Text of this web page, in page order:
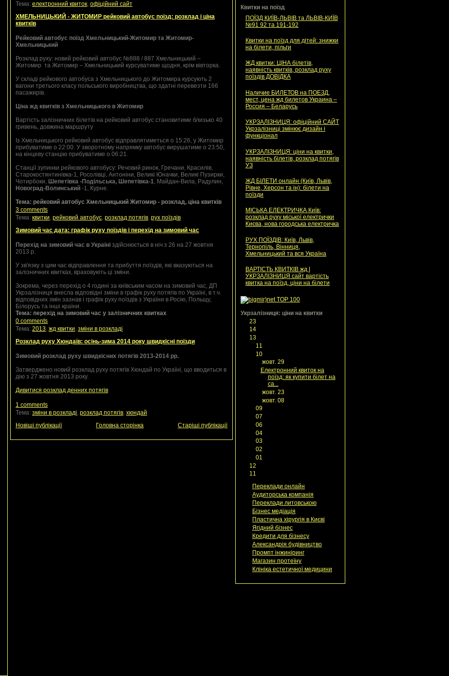
Тема: електронний квиток, офіційний сайт
ХМЕЛЬНИЦЬКИЙ - ЖИТОМИР рейковий автобус поїзд: розклад і ціна
квитків
Рейковий автобус поїзд Хмельницький-Житомир та Житомир-
Хмельницький
Розклад руху: новий рейковий автобус №888 / 887 Хмельницький –
Житомир та Житомир – Хмельницький курсуватиме щодня, крім вівторка.
У складі рейкового автобуса з Хмельницького до Житомира курсують 2
вагони третього класу польського виробництва, що здатні перевезти 166
пасажирів.
Ціна жд квитків з Хмельницького в Житомир
Вартість залізничних білетів на рейковий автобус становитиме близько 40
гривень, довжина маршруту
Із Хмельницького рейковий автобус відправлятиметься о 15:26, у Житомир
прибуватиме о 22:00. У зворотному напрямку автобус вирушатиме о 23:50,
на кінцеву станцію прибуватиме о 06:21.
Станції зупинки рейкового автобусу: Речовий ринок, Гречани, Красилів,
Старокостянтинівка-1, Росолівці, Антоніни, Великі Юначки, Великі Пузирки,
Чотирбоки, Шепетівка -Подільська, Шепетівка-1, Майдан-Вила, Радулин,
Новоград-Волинський -1, Курне.
Тема: рейковий автобус Хмельницький Житомир - розклад, ціна квитків
3 comments
Тема: квитки, рейковий автобус, розклад потягів, рух поїздів
Зимовий час дата: графік руху поїздів і перехід на зимовий час
Перехід на зимовий час в Україні здійснюється в ніч з 26 на 27 жовтня
2013 р.
У зв'язку з цим час відправлення та прибуття поїздів, які вказуються на
залізничних квитках, враховують ці зміни.
Зокрема, через перехід о 4 годині за київським часом на зимовий час, ДП
Укрзалізниця внесла відповідні зміни в графік руху потягів по Україні, в т.ч.
відповідних змін зазнав і графік руху поїздів з України в Росію, Польщу,
Білорусь та інші країни.
Тема: перехід на зимовий час у залізничних квитках
0 comments
Тема: 2013, жд квитки, зміни в розкладі
Розклад руху Хюндаїв: осінь-зима 2014 року швидкісні поїзди
Зимовий розклад руху швидкісних потягів 2013-2014 рр.
Затверджено новий розклад руху потягів Хюндай по Україні, що вводиться в
дію з 27 жовтня 2013 року.
Дивитися розклад денних потягів
1 comments
Тема: зміни в розкладі, розклад потягів, хюндай
Новіші публікації
Старіші публікації
Головна сторінка
Квитки на поїзд
ПОЇЗД КИЇВ-ЛЬВІВ та ЛЬВІВ-КИЇВ
№91 92 та 191-192
Квитки на поїзд для дітей: знижки
на білети, пільги
ЖД квитки: ЦІНА білетів,
наявність квитків, розклад руху
поїздів ДОВІДКА
Наличие БИЛЕТОВ на ПОЕЗД,
мест, цена жд билетов Украина –
Россия – Беларусь
УКРЗАЛІЗНИЦЯ: офіційний САЙТ
Укрзалізниці змінює дизайн і
функціонал
УКРЗАЛІЗНИЦЯ: ціни на квитки,
наявність білетів, розклад потягів
УЗ
ЖД БІЛЕТИ онлайн (Київ, Львів,
Рівне, Херсон та ін): білети на
поїзди
МІСЬКА ЕЛЕКТРИЧКА Київ:
розклад руху міської електрички
Києва, нова городська електричка
РУХ ПОЇЗДІВ: Київ, Львів,
Тернопіль, Вінниця,
Хмельницький та вся Україна
ВАРТІСТЬ КВИТКІВ жд |
УКРЗАЛІЗНИЦЯ сайт вартість
квитка на поїзд, ціни на білети
Укрзалізниця: ціни на квитки
23
14
13
11
10
▼жовт. 29
Електронний квиток на
поїзд: як купити білет на
са...
►жовт. 23
►жовт. 08
►09
►07
►06
►04
►03
►02
►01
12
11
Переклади онлайн
Аудиторська компанія
Переклади литовською
Бізнес медіація
Пластична хірургія в Києві
Ягідний бізнес
Кредити для бізнесу
Александрія будівництво
Промпт інжиніринг
Магазин протеїну
Клініка естетичної медицини